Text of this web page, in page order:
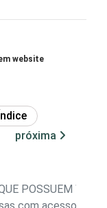
website
próxima
POSSUEM